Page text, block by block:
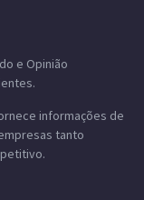
e Opinião
informações de
tanto